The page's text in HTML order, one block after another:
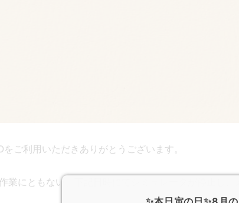
をご利用いただきありがとうございます。
業にともない、下記日時にてシミュレータが停止し、